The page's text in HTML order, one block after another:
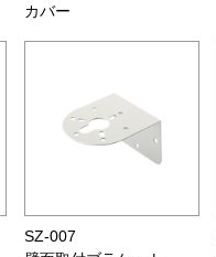
カバー
SZ-007